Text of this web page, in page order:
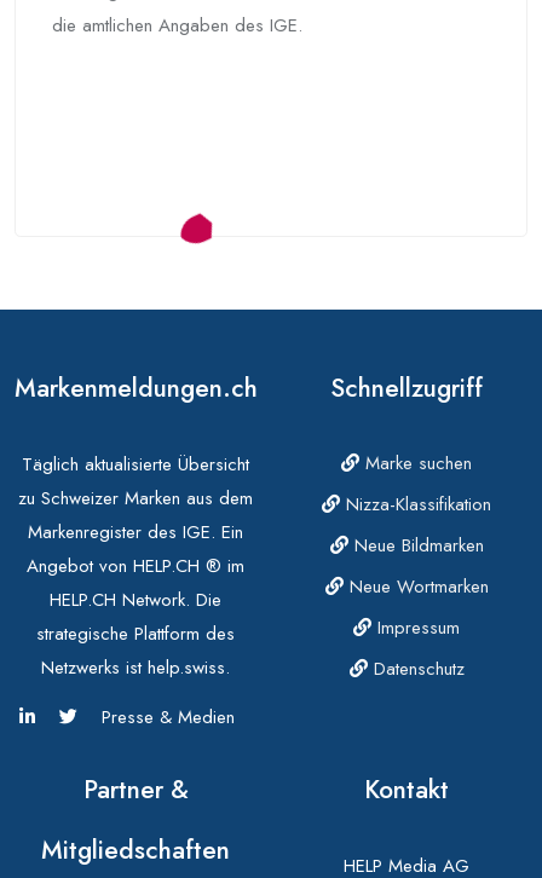
die amtlichen Angaben des IGE.
Markenmeldungen.ch
Täglich aktualisierte Übersicht
zu Schweizer Marken aus dem
Markenregister des IGE. Ein
Angebot von HELP.CH ® im
HELP.CH Network. Die
strategische Plattform des
Netzwerks ist help.swiss.
Presse & Medien
Schnellzugriff
Marke suchen
Nizza-Klassifikation
Neue Bildmarken
Neue Wortmarken
Impressum
Datenschutz
Partner &
Mitgliedschaften
Kontakt
HELP Media AG